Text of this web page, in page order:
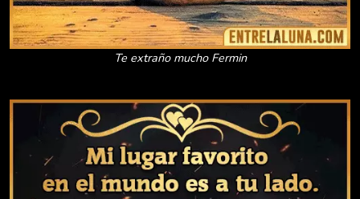
Te extraño mucho Fermin